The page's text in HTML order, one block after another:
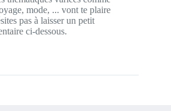
mode, ... vont te plaire
pas à laisser un petit
ci-dessous.